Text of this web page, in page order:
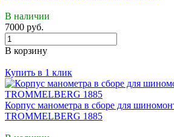
В наличии
7000 руб.
В корзину
Купить в 1 клик
Корпус манометра в сборе для
TROMMELBERG 1885